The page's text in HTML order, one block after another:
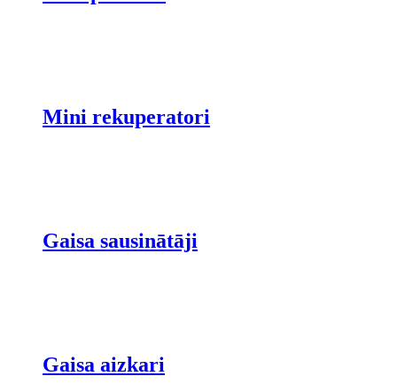
Mini rekuperatori
Gaisa sausinātāji
Gaisa aizkari